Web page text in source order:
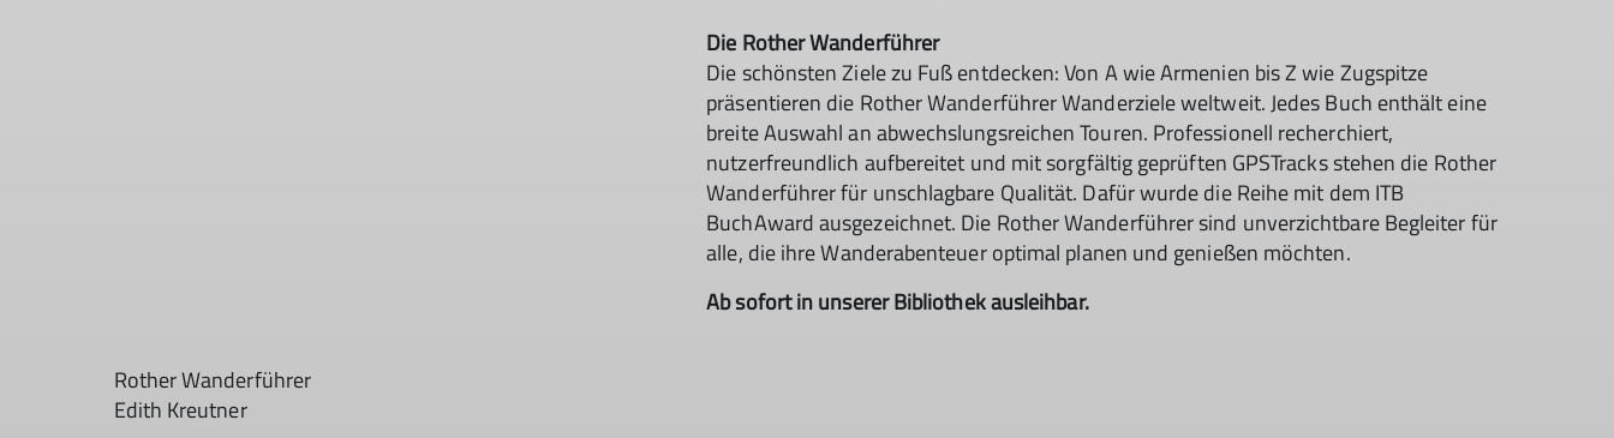
Die Rother Wanderführer
Die schönsten Ziele zu Fuß entdecken: Von A wie Armenien bis Z wie Zugspitze
präsentieren die Rother Wanderführer Wanderziele weltweit. Jedes Buch enthält eine
breite Auswahl an abwechslungsreichen Touren. Professionell recherchiert,
nutzerfreundlich aufbereitet und mit sorgfältig geprüften GPSTracks stehen die Rother
Wanderführer für unschlagbare Qualität. Dafür wurde die Reihe mit dem ITB
BuchAward ausgezeichnet. Die Rother Wanderführer sind unverzichtbare Begleiter für
alle, die ihre Wanderabenteuer optimal planen und genießen möchten.
Ab sofort in unserer Bibliothek ausleihbar.
Rother Wanderführer
Edith Kreutner